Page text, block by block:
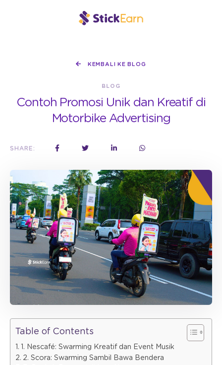
KEMBALI KE BLOG
BLOG
Contoh Promosi Unik dan Kreatif di
Motorbike Advertising
SHARE:
Table of Contents
1. Nescafé: Swarming Kreatif dan Event Musik
2. Scora: Swarming Sambil Bawa Bendera